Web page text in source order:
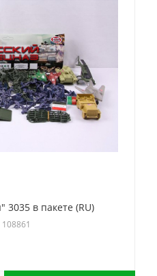
в пакете (RU)